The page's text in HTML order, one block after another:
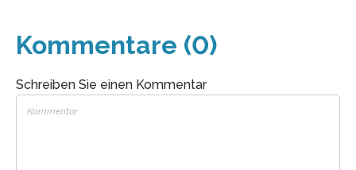
Kommentare (0)
Schreiben Sie einen Kommentar